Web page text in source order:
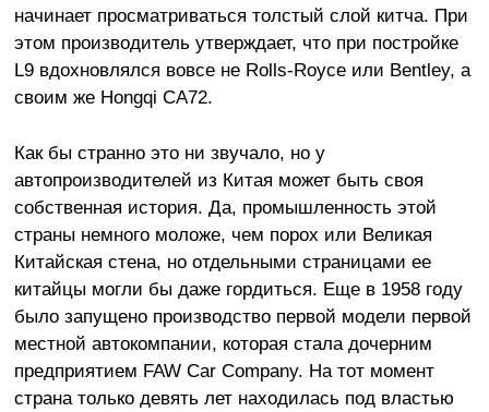
начинает просматриваться толстый слой китча. При
этом производитель утверждает, что при постройке
L9 вдохновлялся вовсе не Rolls-Royce или Bentley, а
своим же Hongqi CA72.
Как бы странно это ни звучало, но у
автопроизводителей из Китая может быть своя
собственная история. Да, промышленность этой
страны немного моложе, чем порох или Великая
Китайская стена, но отдельными страницами ее
китайцы могли бы даже гордиться. Еще в 1958 году
было запущено производство первой модели первой
местной автокомпании, которая стала дочерним
предприятием FAW Car Company. На тот момент
страна только девять лет находилась под властью